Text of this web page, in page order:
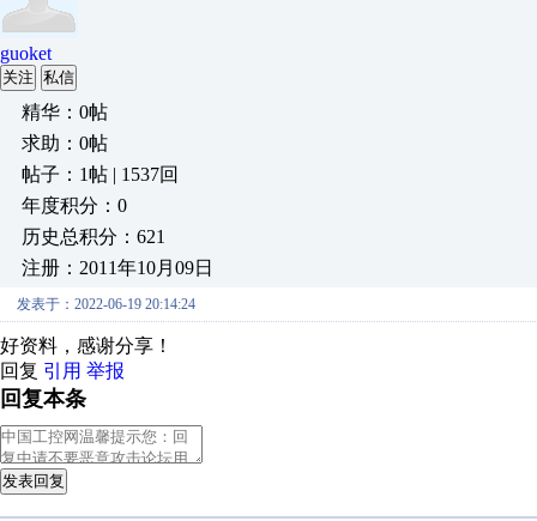
guoket
关注 私信
精华：0帖
求助：0帖
帖子：1帖 | 1537回
年度积分：0
历史总积分：621
注册：2011年10月09日
发表于：2022-06-19 20:14:24
好资料，感谢分享！
回复 引用 举报
回复本条
发表回复